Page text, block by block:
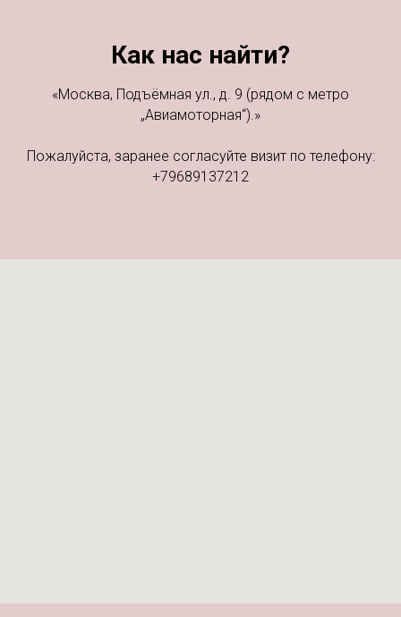
Как нас найти?
«Москва, Подъёмная ул., д. 9 (рядом с метро
„Авиамоторная“).»
Пожалуйста, заранее согласуйте визит по телефону:
+79689137212